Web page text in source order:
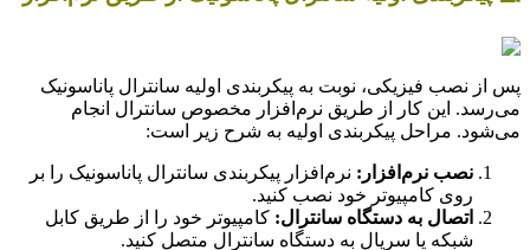
پس از نصب فیزیکی، نوبت به پیکربندی اولیه سانترال پاناسونیک
می‌رسد. این کار از طریق نرم‌افزار مخصوص سانترال انجام
می‌شود. مراحل پیکربندی اولیه به شرح زیر است:
نصب نرم‌افزار: نرم‌افزار پیکربندی سانترال پاناسونیک را بر
روی کامپیوتر خود نصب کنید.
اتصال به دستگاه سانترال: کامپیوتر خود را از طریق کابل
شبکه یا سریال به دستگاه سانترال متصل کنید.